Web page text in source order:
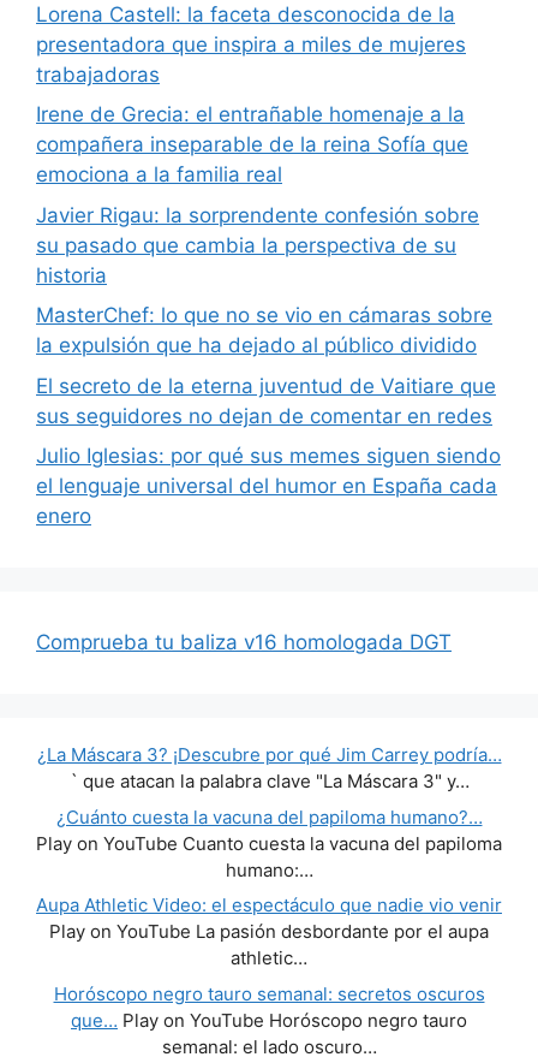
Lorena Castell: la faceta desconocida de la
presentadora que inspira a miles de mujeres
trabajadoras
Irene de Grecia: el entrañable homenaje a la
compañera inseparable de la reina Sofía que
emociona a la familia real
Javier Rigau: la sorprendente confesión sobre
su pasado que cambia la perspectiva de su
historia
MasterChef: lo que no se vio en cámaras sobre
la expulsión que ha dejado al público dividido
El secreto de la eterna juventud de Vaitiare que
sus seguidores no dejan de comentar en redes
Julio Iglesias: por qué sus memes siguen siendo
el lenguaje universal del humor en España cada
enero
Comprueba tu baliza v16 homologada DGT
¿La Máscara 3? ¡Descubre por qué Jim Carrey podría…
` que atacan la palabra clave "La Máscara 3" y…
¿Cuánto cuesta la vacuna del papiloma humano?…
Play on YouTube Cuanto cuesta la vacuna del papiloma
humano:…
Aupa Athletic Video: el espectáculo que nadie vio venir
Play on YouTube La pasión desbordante por el aupa
athletic…
Horóscopo negro tauro semanal: secretos oscuros
que… Play on YouTube Horóscopo negro tauro
semanal: el lado oscuro…